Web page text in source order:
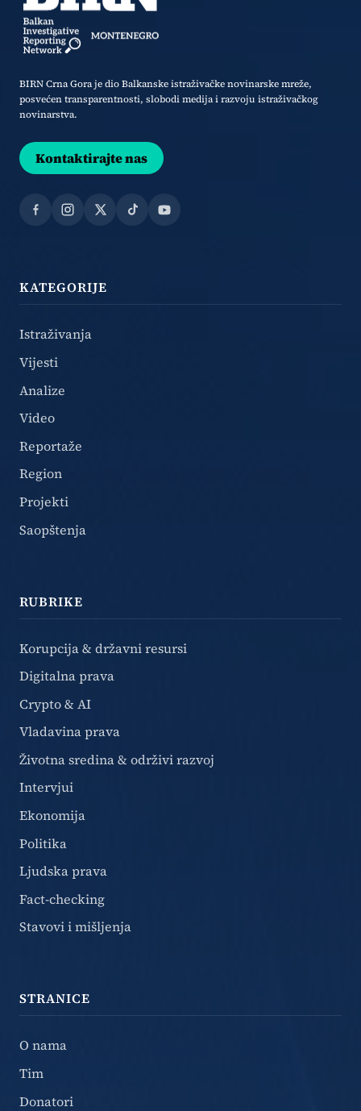
BIRN Crna Gora je dio Balkanske istraživačke novinarske mreže,
posvećen transparentnosti, slobodi medija i razvoju istraživačkog
novinarstva.
Kontaktirajte nas
Facebook
Instagram
X TikTokYouTube
KATEGORIJE
Istraživanja
Vijesti
Analize
Video
Reportaže
Region
Projekti
Saopštenja
RUBRIKE
Korupcija & državni resursi
Digitalna prava
Crypto & AI
Vladavina prava
Životna sredina & održivi razvoj
Intervjui
Ekonomija
Politika
Ljudska prava
Fact-checking
Stavovi i mišljenja
STRANICE
O nama
Tim
Donatori